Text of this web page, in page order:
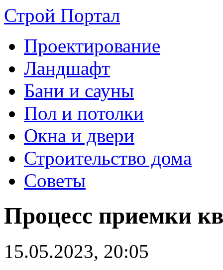
Строй Портал
Проектирование
Ландшафт
Бани и сауны
Пол и потолки
Окна и двери
Строительство дома
Советы
Процесс приемки
15.05.2023, 20:05